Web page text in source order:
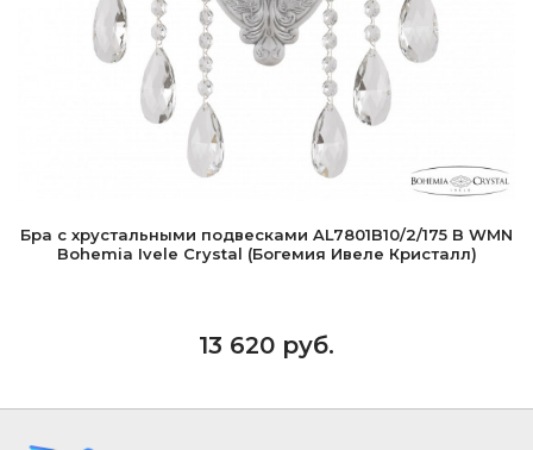
Бра с хрустальными подвесками AL7801B10/2/175 B WMN
Bohemia Ivele Crystal (Богемия Ивеле Кристалл)
13 620 руб.